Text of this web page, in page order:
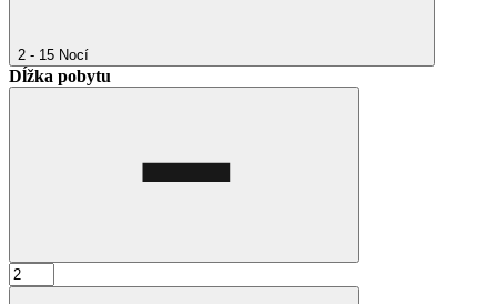
2 - 15 Nocí
Dĺžka pobytu